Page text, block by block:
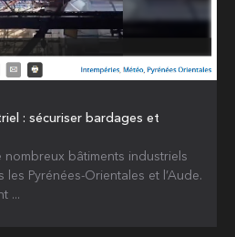
: sécuriser bardages et
bâtiments industriels
Pyrénées-Orientales et l’Aude.
...